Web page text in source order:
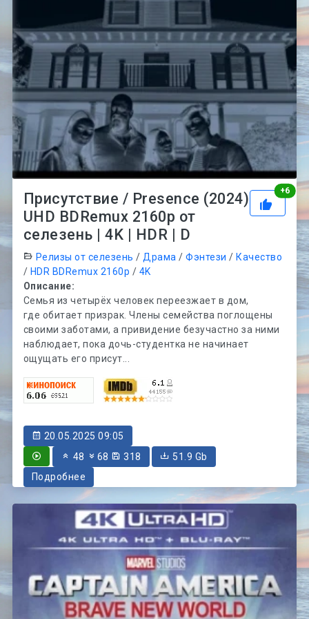
+6
Присутствие / Presence (2024)
UHD BDRemux 2160p от
селезень | 4K | HDR | D
Релизы от селезень /Драма /Фэнтези / Качество
/ HDR BDRemux 2160p / 4K
Описание:
Семья из четырёх человек переезжает в дом,
где обитает призрак. Члены семейства поглощены
своими заботами, а привидение безучастно за ними
наблюдает, пока дочь-студентка не начинает
ощущать его присут...
20.05.2025 09:05
48
68 318
51.9 Gb
Подробнее